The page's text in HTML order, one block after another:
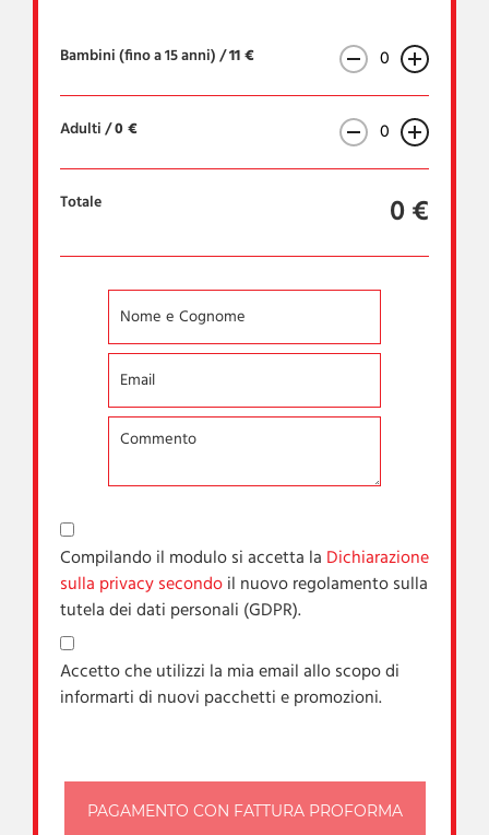
Bambini (fino a 15 anni) /11 €
Adulti /0 €
Totale 0 €
Compilando il modulo si accetta la Dichiarazione
sulla privacy secondo il nuovo regolamento sulla
tutela dei dati personali (GDPR).
Accetto che utilizzi la mia email allo scopo di
informarti di nuovi pacchetti e promozioni.
PAGAMENTO CON FATTURA PROFORMA